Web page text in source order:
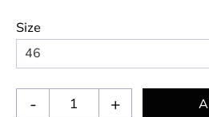
Size
+
-